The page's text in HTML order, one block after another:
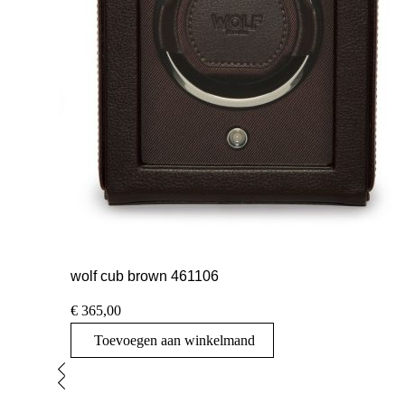
wolf cub brown 461106
€ 365,00
Toevoegen aan winkelmand